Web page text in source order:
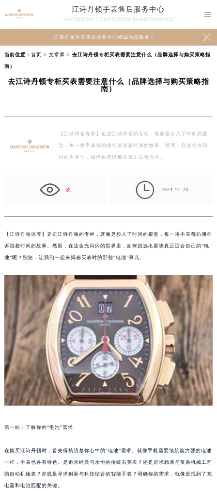
江诗丹顿手表售后服务中心
VACHERON CONSTANTIN MAINTENANCE

江诗丹顿手表售后服务中心竭诚为您服务！ 
当前位置： 首页 > 文章库 > 去江诗丹顿专柜买表需要注意什么（品牌选择与购买策略指
南）
去江诗丹顿专柜买表需要注意什么（品牌选择与购买策略指
南）
【江诗丹顿保养】走进江诗丹顿的专柜，就像是步入了时间的殿
堂，每一块手表都仿佛在诉说着时间的故事。然而，在这金光闪
闪的世界里，如何挑选出那块真正适合自己…
次  2024-11-20
【江诗丹顿保养】走进江诗丹顿的专柜，就像是步入了时间的殿堂，每一块手表都仿佛在
诉说着时间的故事。然而，在这金光闪闪的世界里，如何挑选出那块真正适合自己的“电
池”呢？别急，让我们一起来揭秘买表时的那些“电池”事儿。
第一站：了解你的“电池”需求
在购买江诗丹顿时，首先得搞清楚你心中的“电池”需求。就像手机需要续航能力强的电池
一样，手表也各有特色。是追求经典与永恒的传统石英表？还是追求精准与复杂机械工艺
的自动机械表？亦或是寻求创新与科技结合的智能手表？明确你的需求，就像是找到了充
电器和电池匹配的关键。